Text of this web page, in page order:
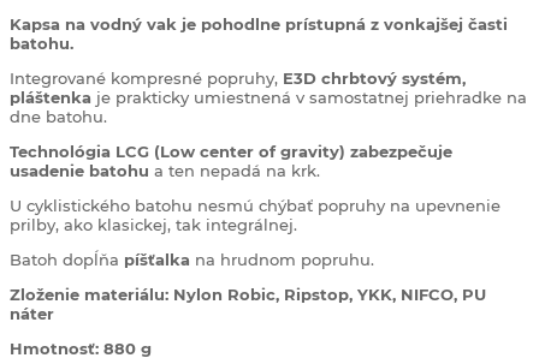
Kapsa na vodný vak je pohodlne prístupná z vonkajšej časti
batohu.
Integrované kompresné popruhy, E3D chrbtový systém,
pláštenka je prakticky umiestnená v samostatnej priehradke na
dne batohu.
Technológia LCG (Low center of gravity) zabezpečuje
usadenie batohu a ten nepadá na krk.
U cyklistického batohu nesmú chýbať popruhy na upevnenie
prilby, ako klasickej, tak integrálnej.
Batoh dopĺňa píšťalka na hrudnom popruhu.
Zloženie materiálu: Nylon Robic, Ripstop, YKK, NIFCO, PU
náter
Hmotnosť: 880 g